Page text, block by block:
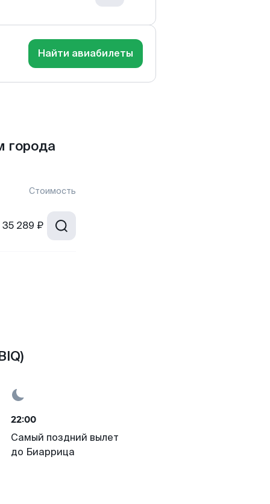
Найти авиабилеты
города
Стоимость
35 289 ₽
22:00
Самый поздний вылет
до Биаррица